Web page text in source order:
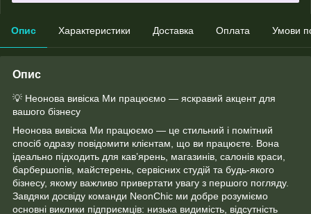
Опис Характеристики Доставка Оплата Умови
Опис
💡 Неонова вивіска Ми працюємо — яскравий акцент для
вашого бізнесу
Неонова вивіска Ми працюємо — це стильний і помітний
спосіб одразу повідомити клієнтам, що ви працюєте. Вона
ідеально підходить для кав’ярень, магазинів, салонів краси,
барбершопів, майстерень, сервісних студій та будь-якого
бізнесу, якому важливо привертати увагу з першого погляду.
Завдяки досвіду команди NeonChic ми добре розуміємо
основні виклики підприємців: низька видимість, відсутність